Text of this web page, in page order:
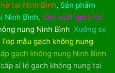
tại Ninh Bình, Sản phẩm
Ninh Bình, Sản xuất gạch lát
nung Ninh Bình, Xưởng sx
Top mẫu gạch không nung
gạch không nung Ninh Bình,
sỉ lẻ gạch không nung tại